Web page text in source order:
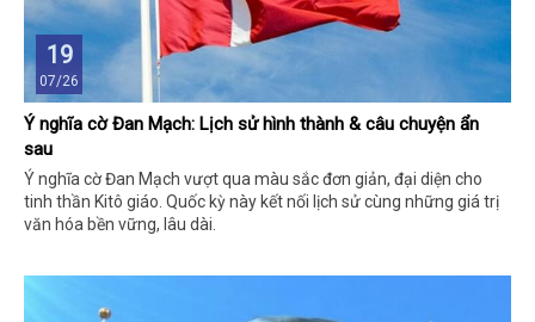
19
07/26
Ý nghĩa cờ Đan Mạch: Lịch sử hình thành & câu chuyện ẩn
sau
Ý nghĩa cờ Đan Mạch vượt qua màu sắc đơn giản, đại diện cho
tinh thần Kitô giáo. Quốc kỳ này kết nối lịch sử cùng những giá trị
văn hóa bền vững, lâu dài.